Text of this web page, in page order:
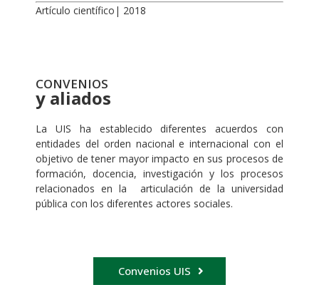
Artículo científico| 2018
CONVENIOS
y aliados
La UIS ha establecido diferentes acuerdos con
entidades del orden nacional e internacional con el
objetivo de tener mayor impacto en sus procesos de
formación, docencia, investigación y los procesos
relacionados en la articulación de la universidad
pública con los diferentes actores sociales.
Convenios UIS